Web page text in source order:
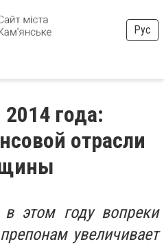
Рус
года:
отрасли
этом году вопреки
увеличивает